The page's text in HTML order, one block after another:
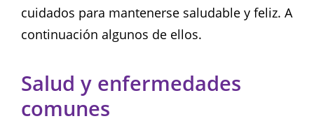
cuidados para mantenerse saludable y feliz. A
continuación algunos de ellos.
Salud y enfermedades
comunes